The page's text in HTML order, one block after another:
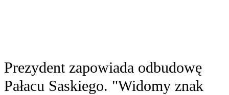
Prezydent zapowiada odbudowę
Pałacu Saskiego. "Widomy znak